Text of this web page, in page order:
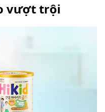
vượt trội